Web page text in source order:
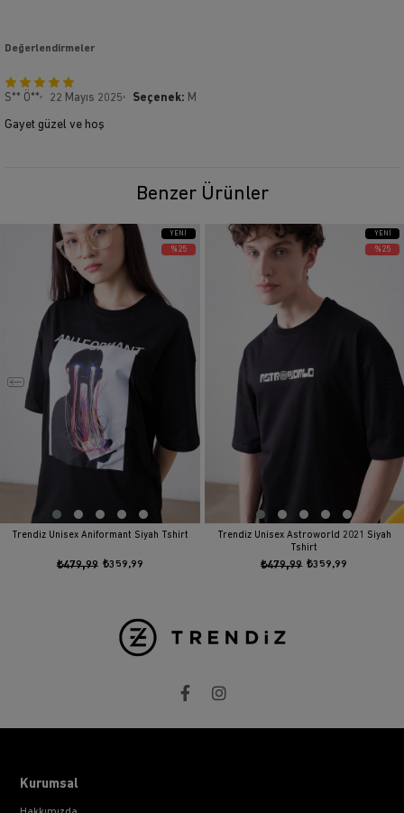
Değerlendirmeler
S** Ö** 22 Mayıs 2025 Seçenek: M
Gayet güzel ve hoş
Benzer Ürünler
Trendiz Unisex Aniformant Siyah Tshirt
₺359,99
₺479,99
YENI
ÜRÜN
%25
Trendiz Unisex Astroworld 2021 Siyah
Tshirt
₺359,99
₺479,99
YENI
ÜRÜN
%25
Kurumsal